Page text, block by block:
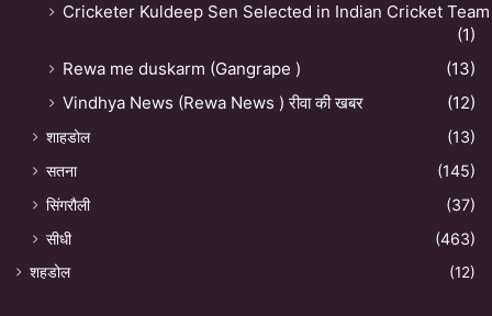
Cricketer Kuldeep Sen Selected in Indian Cricket Team
(1)
Rewa me duskarm (Gangrape )
(13)
Vindhya News (Rewa News ) रीवा की खबर
(12)
शाहडोल
(13)
सतना
(145)
सिंगरौली
(37)
सीधी
(463)
शहडोल (12)